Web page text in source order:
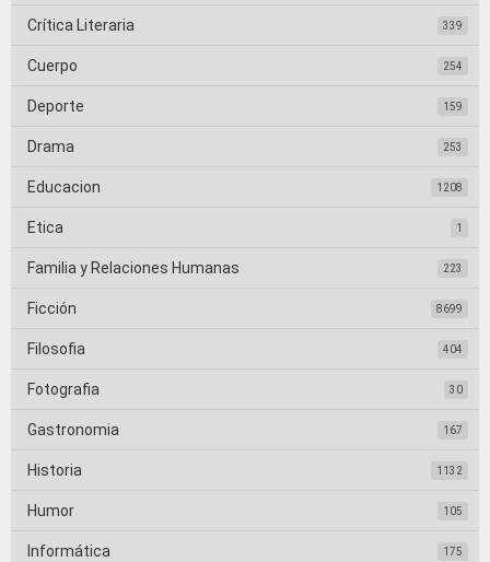
Crítica Literaria 339
Cuerpo 254
Deporte 159
Drama 253
Educacion 1208
Etica 1
Familia y Relaciones Humanas 223
Ficción 8699
Filosofia 404
Fotografia 30
Gastronomia 167
Historia 1132
Humor 105
Informática 175